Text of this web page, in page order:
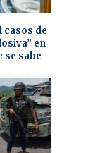
casos de
en
se sabe